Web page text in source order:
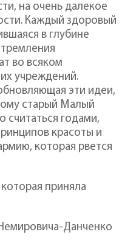
на очень далекое
Каждый здоровый
в глубине
во всяком
учреждений.
эти идеи,
старый Малый
считаться годами,
красоты и
которая рвется
приняла
Данченко